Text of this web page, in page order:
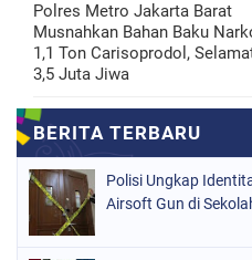
Polres Metro Jakarta Barat
Musnahkan Bahan Baku
1,1 Ton Carisoprodol,
3,5 Juta Jiwa
Polisi Ungkap
Airsoft Gun di